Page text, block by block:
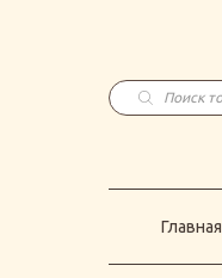
Поиск
товаров
Главная